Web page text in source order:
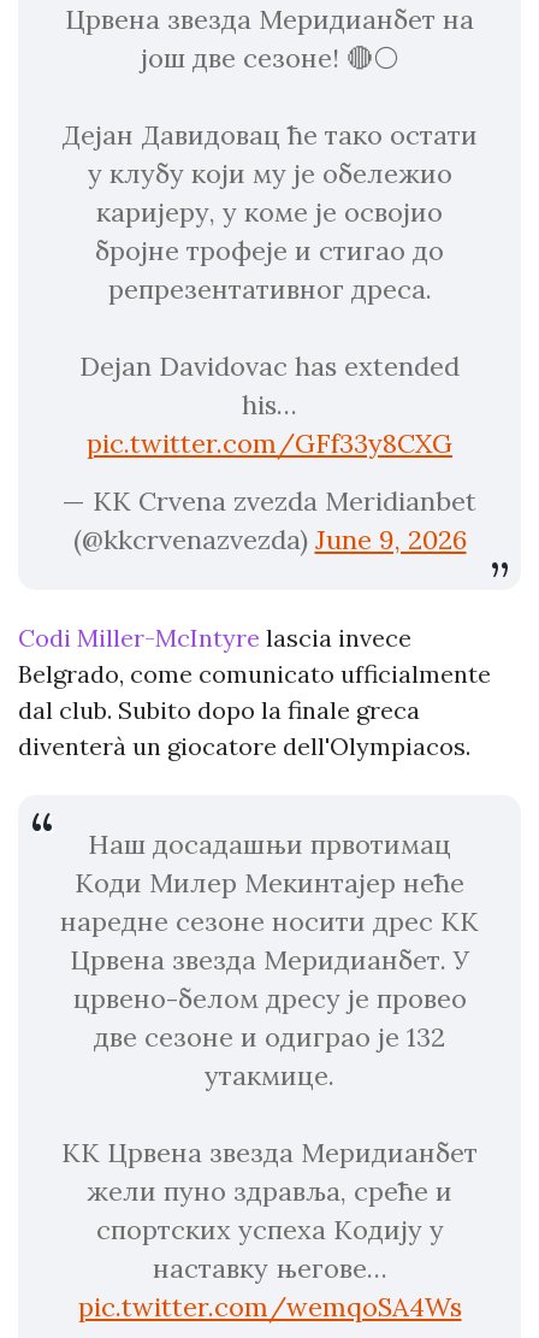
Црвена звезда Меридианбет на
још две сезоне! 🔴⚪️
Дејан Давидовац ће тако остати
у клубу који му је обележио
каријеру, у коме је освојио
бројне трофеје и стигао до
репрезентативног дреса.
Dejan Davidovac has extended
his…
pic.twitter.com/GFf33y8CXG
— KK Crvena zvezda Meridianbet
(@kkcrvenazvezda) June 9, 2026
Codi Miller-McIntyre lascia invece
Belgrado, come comunicato ufficialmente
dal club. Subito dopo la finale greca
diventerà un giocatore dell'Olympiacos.
Наш досадашњи првотимац
Коди Милер Мекинтајер неће
наредне сезоне носити дрес КК
Црвена звезда Меридианбет. У
црвено-белом дресу је провео
две сезоне и одиграо је 132
утакмице.
КК Црвена звезда Меридианбет
жели пуно здравља, среће и
спортских успеха Кодију у
наставку његове…
pic.twitter.com/wemqoSA4Ws